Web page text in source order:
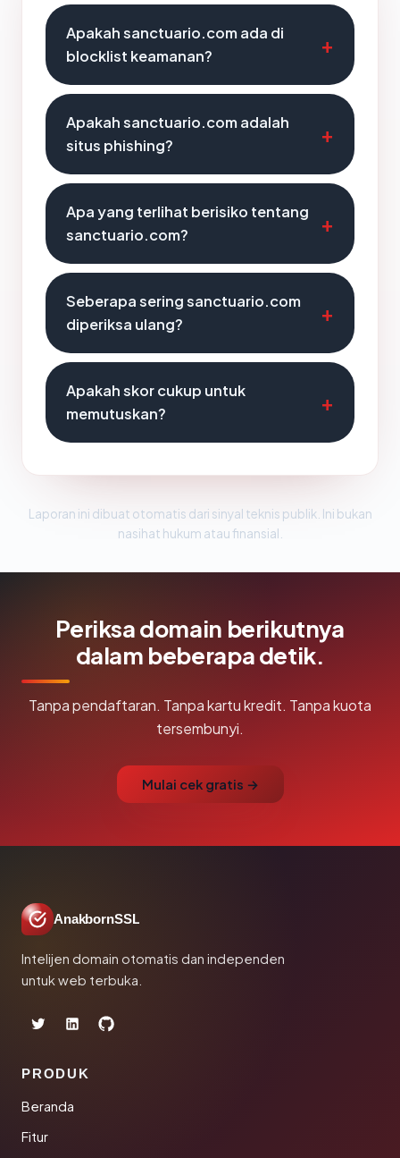
Apakah sanctuario.com ada di
blocklist keamanan?
Apakah sanctuario.com adalah
situs phishing?
Apa yang terlihat berisiko tentang
sanctuario.com?
Seberapa sering sanctuario.com
diperiksa ulang?
Apakah skor cukup untuk
memutuskan?
Laporan ini dibuat otomatis dari sinyal teknis publik. Ini bukan
nasihat hukum atau finansial.
Periksa domain berikutnya
dalam beberapa detik.
Tanpa pendaftaran. Tanpa kartu kredit. Tanpa kuota
tersembunyi.
Mulai cek gratis →
AnakbornSSL
Intelijen domain otomatis dan independen
untuk web terbuka.
PRODUK
Beranda
Fitur